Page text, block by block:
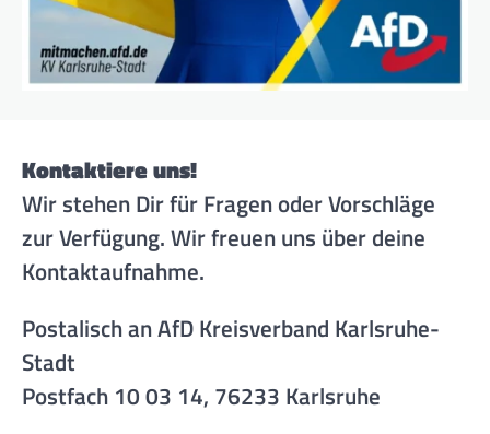
Kontaktiere uns!
Wir stehen Dir für Fragen oder Vorschläge
zur Verfügung. Wir freuen uns über deine
Kontaktaufnahme.
Postalisch an AfD Kreisverband Karlsruhe-
Stadt
Postfach 10 03 14, 76233 Karlsruhe